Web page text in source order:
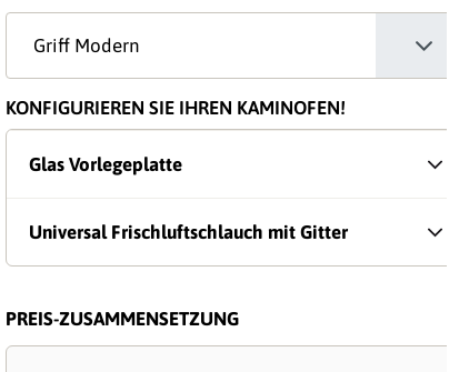
KONFIGURIEREN SIE IHREN KAMINOFEN!
Glas Vorlegeplatte
Universal Frischluftschlauch mit Gitter
PREIS-ZUSAMMENSETZUNG